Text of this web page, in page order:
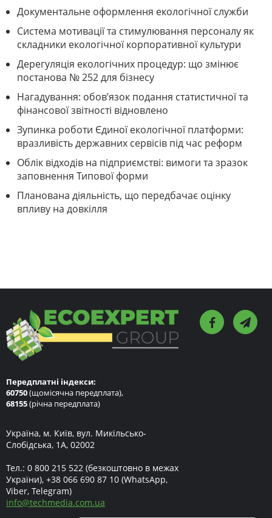
Документальне оформлення екологічної служби
Система мотивації та стимулювання персоналу як
складники екологічної корпоративної культури
Дерегуляція екологічних процедур: що змінює
постанова № 252 для бізнесу
Нагадування: обов’язок подання статистичної та
фінансової звітності відновлено
Зупинка роботи Єдиної екологічної платформи:
вразливість державних сервісів під час реформ
Облік відходів на підприємстві: вимоги та зразок
заповнення Типової форми
Планована діяльність, що передбачає оцінку
впливу на довкілля
Передплатні індекси:
60750(щомісячна передплата),
68155(річна передплата)
Україна, м. Київ, вул. Микільсько-
Слобідська, 1А, 02002
Тел.: 0 800 215 522 (безкоштовно в межах
України), +38 066 690 87 10 (WhatsApp,
Viber, Telegram)
info@techmedia.com.ua